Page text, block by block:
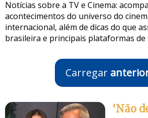
Notícias sobre a TV e Cinema:
acontecimentos do universo do
internacional, além de dicas do que
brasileira e principais plataformas de
Carregar
‘Não